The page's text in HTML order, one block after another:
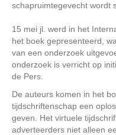
schapruimtegevecht wordt
15 mei jl. werd in het
het boek gepresenteerd,
van een onderzoek
onderzoek is verricht op
de Pers.
De auteurs komen in het
tijdschriftenschap een
geven. Het virtuele
adverteerders niet alleen